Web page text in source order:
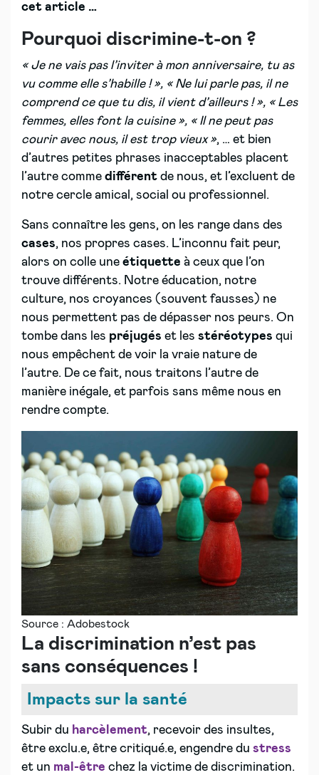
cet article …
Pourquoi discrimine-t-on ?
« Je ne vais pas l’inviter à mon anniversaire, tu as
vu comme elle s’habille ! », « Ne lui parle pas, il ne
comprend ce que tu dis, il vient d’ailleurs ! », « Les
femmes, elles font la cuisine », « Il ne peut pas
courir avec nous, il est trop vieux », … et bien
d’autres petites phrases inacceptables placent
l’autre comme différent de nous, et l’excluent de
notre cercle amical, social ou professionnel.
Sans connaître les gens, on les range dans des
cases, nos propres cases. L’inconnu fait peur,
alors on colle une étiquette à ceux que l’on
trouve différents. Notre éducation, notre
culture, nos croyances (souvent fausses) ne
nous permettent pas de dépasser nos peurs. On
tombe dans les préjugés et les stéréotypes qui
nous empêchent de voir la vraie nature de
l’autre. De ce fait, nous traitons l’autre de
manière inégale, et parfois sans même nous en
rendre compte.
Source : Adobestock
La discrimination n’est pas
sans conséquences !
Impacts sur la santé
Subir du harcèlement, recevoir des insultes,
être exclu.e, être critiqué.e, engendre du stress
et un mal-être chez la victime de discrimination.